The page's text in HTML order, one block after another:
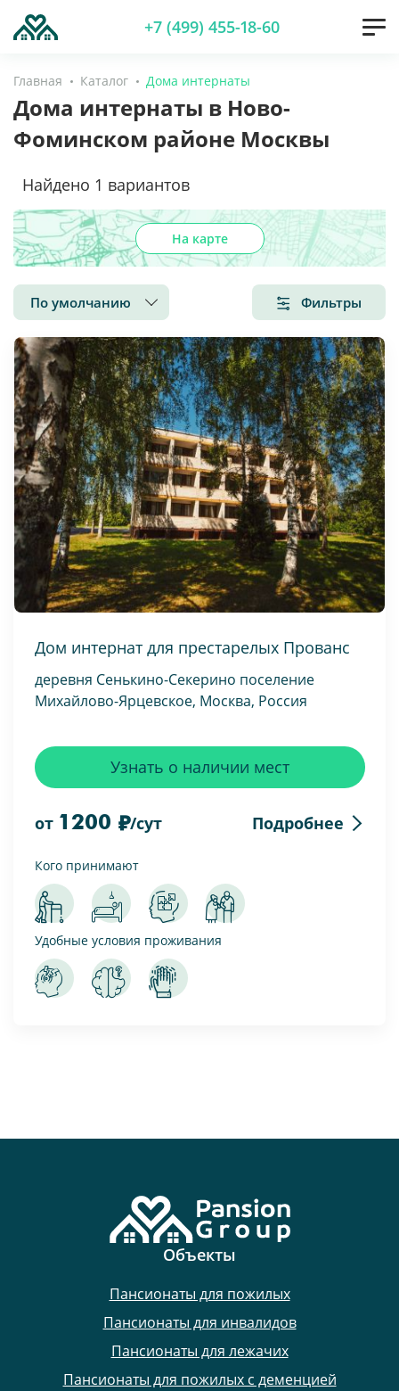
+7 (499) 455-18-60
Главная Каталог Дома интернаты
Дома интернаты в Ново-
Фоминском районе Москвы
Найдено 1 вариантов
По умолчанию Фильтры
На карте
Дом интернат для престарелых Прованс
деревня Сенькино-Секерино поселение
Михайлово-Ярцевское, Москва, Россия
от 1200 /сут Подробнее
Узнать о наличии мест
Кого принимают
Удобные условия проживания
Объекты
Пансионаты для пожилых
Пансионаты для инвалидов
Пансионаты для лежачих
Пансионаты для пожилых с деменцией